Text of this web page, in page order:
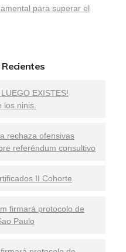
para superar el
LUEGO EXISTES!
ninis.
rechaza ofensivas
referéndum consultivo
II Cohorte
firmará protocolo de
Paulo